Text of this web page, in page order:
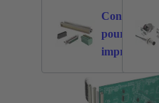
Connecteurs
pour circuit
imprimé